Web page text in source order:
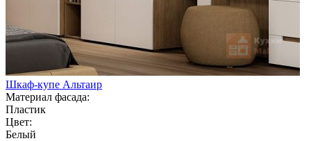
Шкаф-купе Альтаир
Материал фасада:
Пластик
Цвет:
Белый